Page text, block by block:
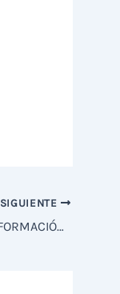
SIGUIENTE
MEDIO AMBIENTE AUTORIZA LA TRANSFORMACIÓN A REGADÍO INTENSIVO DE 48 HECTÁREAS DE HUERTA TRADICIONAL EN LOS CARRIZALES